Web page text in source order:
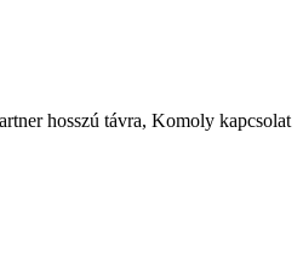
hosszú távra, Komoly kapcsolat